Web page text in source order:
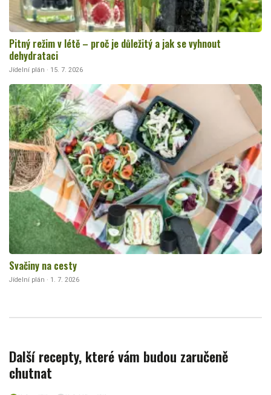
Pitný režim v létě – proč je důležitý a jak se vyhnout
dehydrataci
Jídelní plán · 15. 7. 2026
Svačiny na cesty
Jídelní plán · 1. 7. 2026
Další recepty, které vám budou zaručeně
chutnat